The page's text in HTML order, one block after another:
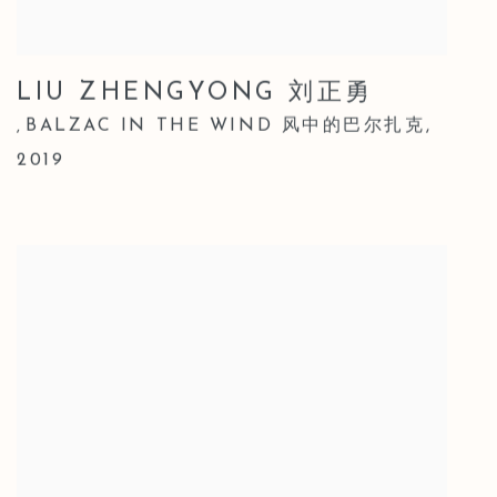
LIU ZHENGYONG 刘正勇
, BALZAC IN THE WIND 风中的巴尔扎克,
2019